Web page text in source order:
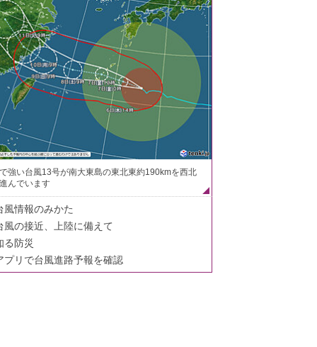
強い台風13号が南大東島の東北東約190kmを西北
んでいます
風情報のみかた
風の接近、上陸に備えて
る防災
プリで台風進路予報を確認